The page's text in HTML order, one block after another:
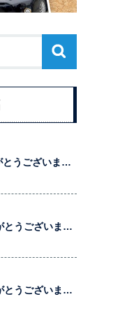
とうございま…
とうございま…
とうございま…